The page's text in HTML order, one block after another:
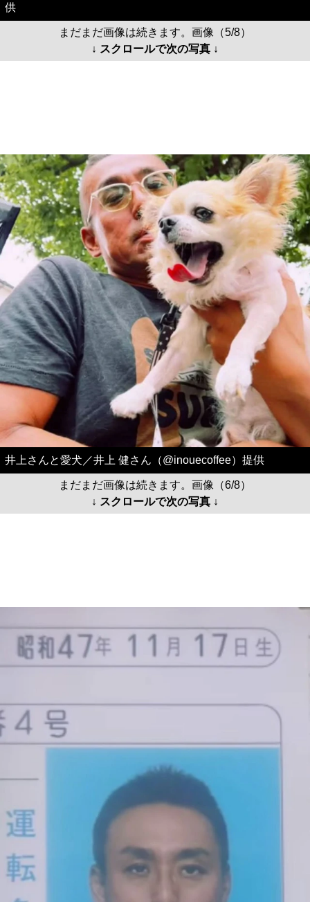
供
まだまだ画像は続きます。画像（5/8）
↓ スクロールで次の写真 ↓
井上さんと愛犬／井上 健さん（@inouecoffee）提供
まだまだ画像は続きます。画像（6/8）
↓ スクロールで次の写真 ↓